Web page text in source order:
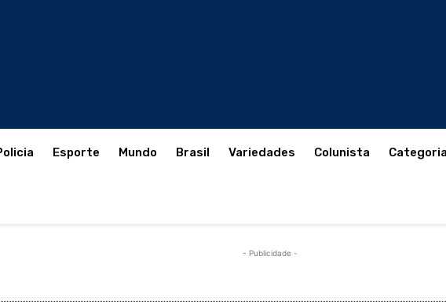
Esporte Mundo Brasil Variedades Colunista
- Publicidade -